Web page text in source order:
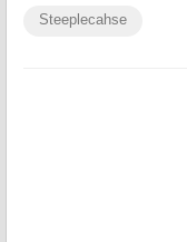
Steeplecahse